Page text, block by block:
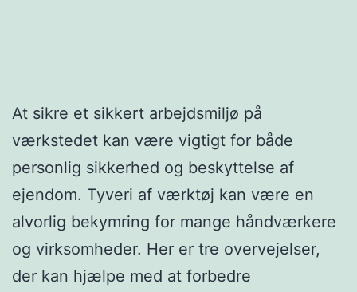
At sikre et sikkert arbejdsmiljø på
værkstedet kan være vigtigt for både
personlig sikkerhed og beskyttelse af
ejendom. Tyveri af værktøj kan være en
alvorlig bekymring for mange håndværkere
og virksomheder. Her er tre overvejelser,
der kan hjælpe med at forbedre